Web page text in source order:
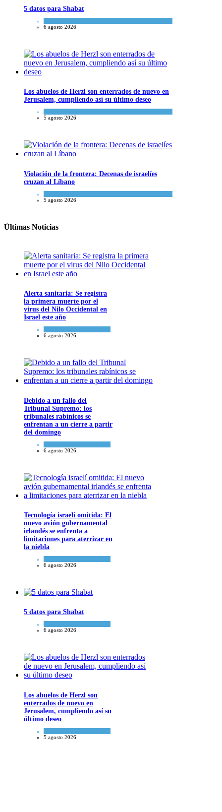
5 datos para Shabat
6 agosto 2026
Los abuelos de Herzl son enterrados de nuevo en
Jerusalem, cumpliendo así su último deseo
5 agosto 2026
Violación de la frontera: Decenas de israelíes
cruzan al Líbano
5 agosto 2026
Últimas Noticias
Alerta sanitaria: Se registra
la primera muerte por el
virus del Nilo Occidental en
Israel este año
6 agosto 2026
Debido a un fallo del
Tribunal Supremo: los
tribunales rabínicos se
enfrentan a un cierre a partir
del domingo
6 agosto 2026
Tecnología israelí omitida: El
nuevo avión gubernamental
irlandés se enfrenta a
limitaciones para aterrizar en
la niebla
6 agosto 2026
5 datos para Shabat
6 agosto 2026
Los abuelos de Herzl son
enterrados de nuevo en
Jerusalem, cumpliendo así su
último deseo
5 agosto 2026